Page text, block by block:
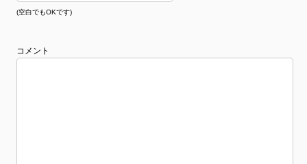
(空白でもOKです)
コメント